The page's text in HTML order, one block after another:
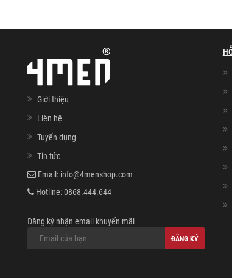
Giới thiệu
Liên hệ
Tuyển dụng
Tin tức
Email: info@4menshop.com
Hotline:0868.444.644
Đăng ký nhận email khuyến mãi
ĐĂNG KÝ